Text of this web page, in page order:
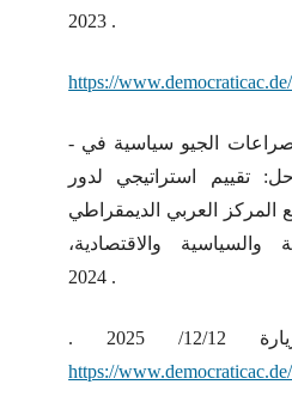
2023 .
https://
- محمود سامح همام، الصراعات الجيو سياسية في
تقييم استراتيجي لدور
المركز العربي الديمقراطي
والسياسية والاقتصادية،
2024 .
https://